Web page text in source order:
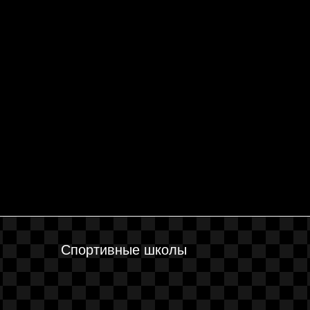
Спортивные школы